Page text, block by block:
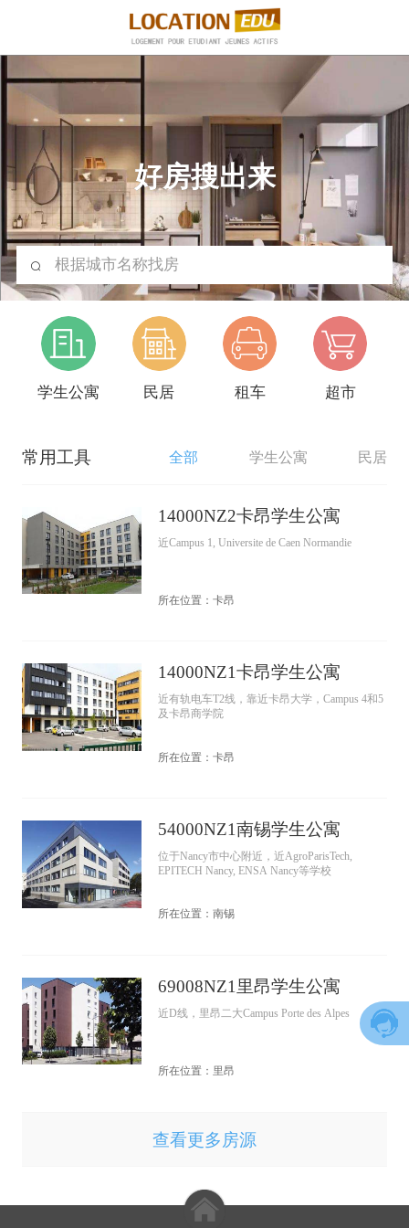
好房搜出来
根据城市名称找房
学生公寓 民居 租车 超市
常用工具 全部 学生公寓 民居
14000NZ2卡昂学生公寓
近Campus 1, Universite de Caen Normandie
所在位置：卡昂
14000NZ1卡昂学生公寓
近有轨电车T2线，靠近卡昂大学，Campus 4和5
及卡昂商学院
所在位置：卡昂
54000NZ1南锡学生公寓
位于Nancy市中心附近，近AgroParisTech,
EPITECH Nancy, ENSA Nancy等学校
所在位置：南锡
69008NZ1里昂学生公寓
近D线，里昂二大Campus Porte des Alpes
所在位置：里昂
查看更多房源